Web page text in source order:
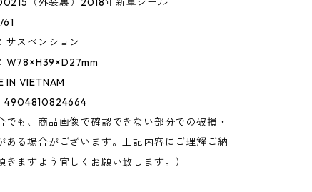
スペンション
W78×H39×D27mm
IN VIETNAM
4904810824664
でも、商品画像で確認できない部分での破損・
ある場合がございます。上記内容にご理解ご納
きますよう宜しくお願い致します。）